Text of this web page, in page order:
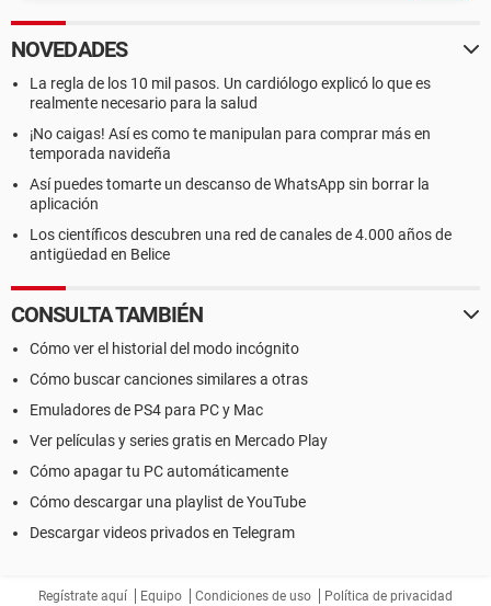
NOVEDADES
La regla de los 10 mil pasos. Un cardiólogo explicó lo que es
realmente necesario para la salud
¡No caigas! Así es como te manipulan para comprar más en
temporada navideña
Así puedes tomarte un descanso de WhatsApp sin borrar la
aplicación
Los científicos descubren una red de canales de 4.000 años de
antigüedad en Belice
CONSULTA TAMBIÉN
Cómo ver el historial del modo incógnito
Cómo buscar canciones similares a otras
Emuladores de PS4 para PC y Mac
Ver películas y series gratis en Mercado Play
Cómo apagar tu PC automáticamente
Cómo descargar una playlist de YouTube
Descargar videos privados en Telegram
Regístrate aquí Equipo Condiciones de uso Política de privacidad